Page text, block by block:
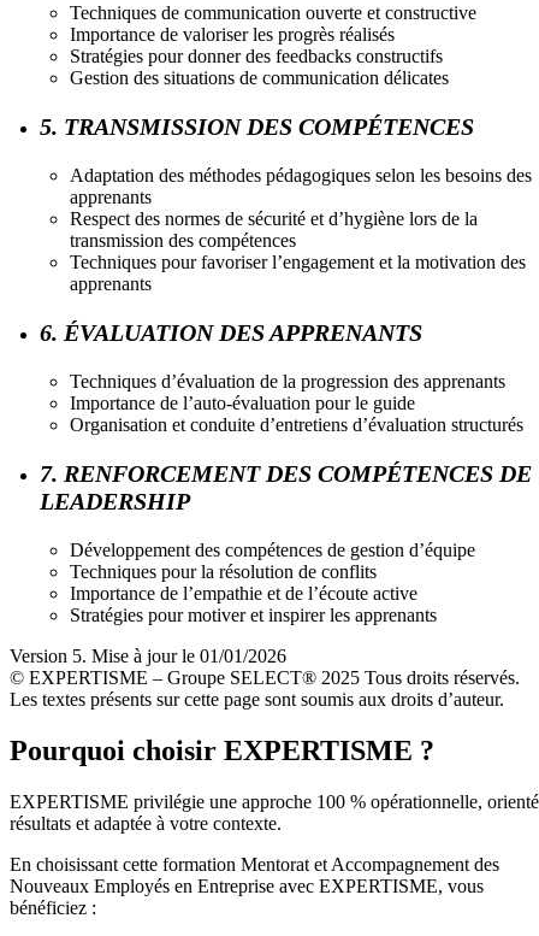
Techniques de communication ouverte et constructive
Importance de valoriser les progrès réalisés
Stratégies pour donner des feedbacks constructifs
Gestion des situations de communication délicates
5. TRANSMISSION DES COMPÉTENCES
Adaptation des méthodes pédagogiques selon les besoins des
apprenants
Respect des normes de sécurité et d’hygiène lors de la
transmission des compétences
Techniques pour favoriser l’engagement et la motivation des
apprenants
6. ÉVALUATION DES APPRENANTS
Techniques d’évaluation de la progression des apprenants
Importance de l’auto-évaluation pour le guide
Organisation et conduite d’entretiens d’évaluation structurés
7. RENFORCEMENT DES COMPÉTENCES DE
LEADERSHIP
Développement des compétences de gestion d’équipe
Techniques pour la résolution de conflits
Importance de l’empathie et de l’écoute active
Stratégies pour motiver et inspirer les apprenants
Version 5. Mise à jour le 01/01/2026
© EXPERTISME – Groupe SELECT® 2025 Tous droits réservés.
Les textes présents sur cette page sont soumis aux droits d’auteur.
Pourquoi choisir EXPERTISME ?
EXPERTISME privilégie une approche 100 % opérationnelle,
résultats et adaptée à votre contexte.
En choisissant cette formation Mentorat et Accompagnement des
Nouveaux Employés en Entreprise avec EXPERTISME, vous
bénéficiez :